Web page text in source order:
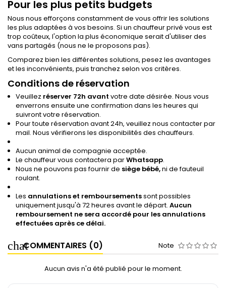
Pour les plus petits budgets
Nous nous efforçons constamment de vous offrir les solutions
les plus adaptées à vos besoins. Si un chauffeur privé vous est
trop coûteux, l'option la plus économique serait d'utiliser des
vans partagés (nous ne le proposons pas).
Comparez bien les différentes solutions, pesez les avantages
et les inconvénients, puis tranchez selon vos critères.
Conditions de réservation
Veuillez réserver 72h avant votre date désirée. Nous vous
enverrons ensuite une confirmation dans les heures qui
suivront votre réservation.
Pour toute réservation avant 24h, veuillez nous contacter par
mail. Nous vérifierons les disponibilités des chauffeurs.
Aucun animal de compagnie acceptée.
Le chauffeur vous contactera parWhatsapp.
Nous ne pouvons pas fournir de siège bébé,ni de fauteuil
roulant.
Les annulations et remboursementssont possibles
uniquement jusqu'à 72 heures avant le départ. Aucun
remboursement ne sera accordé pour les annulations
effectuées après ce délai.
COMMENTAIRES (0) Note
Aucun avis n'a été publié pour le moment.